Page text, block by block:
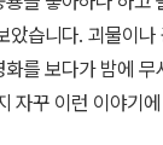
즐겨 봤어요. 괴
괴물들이 사는 나
★★치과의사 드
을 하고 있는 사진을
외모로 인사를 했
패권주의라 부르며
았습니다. 괴물이
를 보다가 밤에
자꾸 이런 이야기